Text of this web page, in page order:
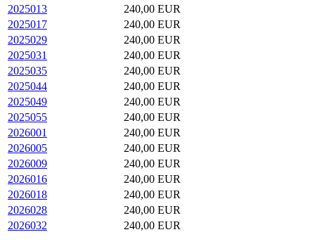
2025013
240,00 EUR
2025017
240,00 EUR
2025029
240,00 EUR
2025031
240,00 EUR
2025035
240,00 EUR
2025044
240,00 EUR
2025049
240,00 EUR
2025055
240,00 EUR
2026001
240,00 EUR
2026005
240,00 EUR
2026009
240,00 EUR
2026016
240,00 EUR
2026018
240,00 EUR
2026028
240,00 EUR
2026032
240,00 EUR